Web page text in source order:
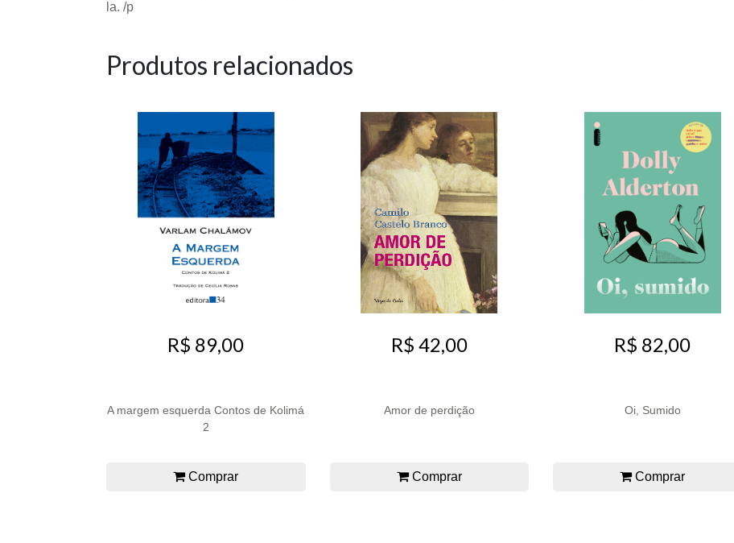
la. /p
Produtos relacionados
R$ 89,00
A margem esquerda Contos de Kolimá
2
Comprar
R$ 42,00
Amor de perdição
Comprar
R$ 82,00
Oi, Sumido
Comprar